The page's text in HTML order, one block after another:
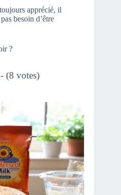
apprécié, il
besoin d’être
?
(8 votes)